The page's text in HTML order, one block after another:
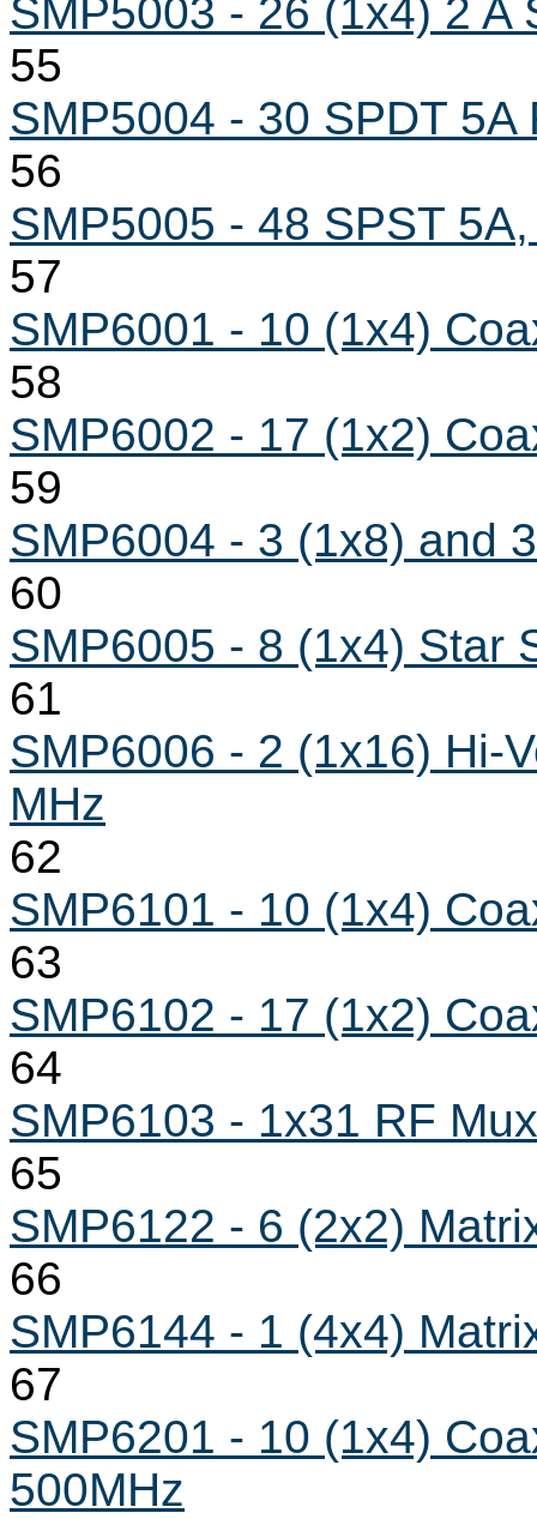
SMP5003 - 26 (1x4) 2 A
55
SMP5004 - 30 SPDT 5A
56
SMP5005 - 48 SPST
57
SMP6001 - 10 (1x4)
58
SMP6002 - 17 (1x2)
59
SMP6004 - 3 (1x8) and
60
SMP6005 - 8 (1x4) Star
61
SMP6006 - 2 (1x16) Hi-
MHz
62
SMP6101 - 10 (1x4)
63
SMP6102 - 17 (1x2)
64
SMP6103 - 1x31 RF Mux
65
SMP6122 - 6 (2x2)
66
SMP6144 - 1 (4x4)
67
SMP6201 - 10 (1x4)
500MHz